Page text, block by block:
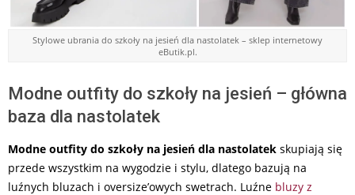
Stylowe ubrania do szkoły na jesień dla nastolatek – sklep internetowy
eButik.pl.
Modne outfity do szkoły na jesień – główna
baza dla nastolatek
Modne outfity do szkoły na jesień dla nastolatek skupiają się
przede wszystkim na wygodzie i stylu, dlatego bazują na
luźnych bluzach i oversize’owych swetrach. Luźne bluzy z